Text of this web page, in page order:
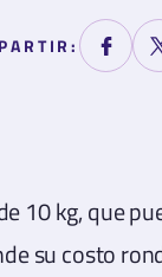
:
10 kg, que
su costo